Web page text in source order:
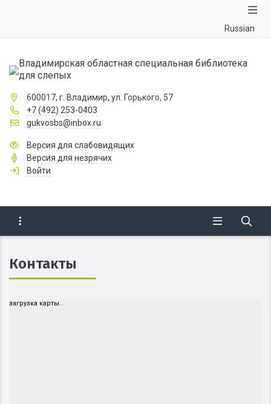
Russian
Владимирская областная специальная библиотека
для слепых
600017, г. Владимир, ул. Горького, 57
+7 (492) 253-0403
gukvosbs@inbox.ru
Версия для слабовидящих
Версия для незрячих
Войти
Контакты
загрузка карты...